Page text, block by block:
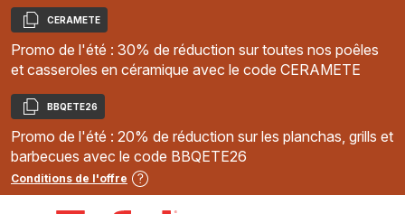
Copier
CERAMETE
Promo de l'été : 30% de réduction sur toutes nos poêles
et casseroles en céramique avec le code CERAMETE
Copier
BBQETE26
Promo de l'été : 20% de réduction sur les planchas, grills et
barbecues avec le code BBQETE26
Conditions de l'offre